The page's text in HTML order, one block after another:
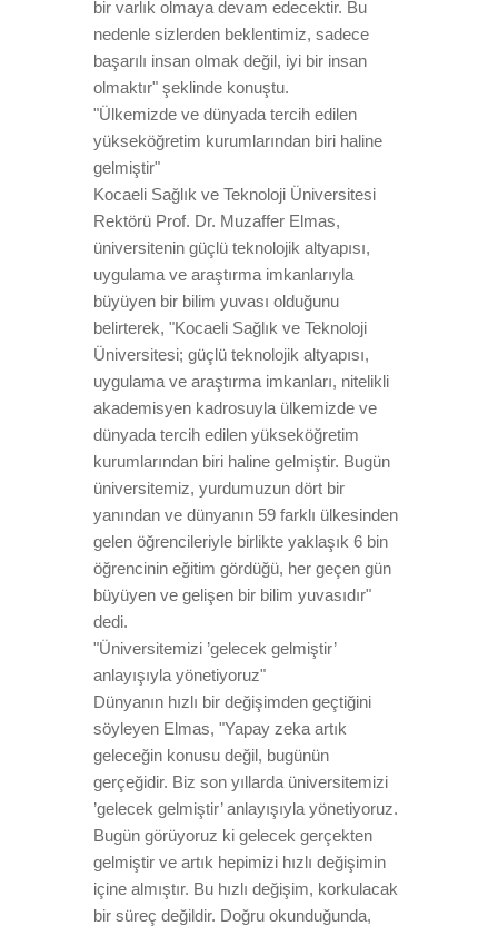
bir varlık olmaya devam edecektir. Bu
nedenle sizlerden beklentimiz, sadece
başarılı insan olmak değil, iyi bir insan
olmaktır" şeklinde konuştu.
"Ülkemizde ve dünyada tercih edilen
yükseköğretim kurumlarından biri haline
gelmiştir"
Kocaeli Sağlık ve Teknoloji Üniversitesi
Rektörü Prof. Dr. Muzaffer Elmas,
üniversitenin güçlü teknolojik altyapısı,
uygulama ve araştırma imkanlarıyla
büyüyen bir bilim yuvası olduğunu
belirterek, "Kocaeli Sağlık ve Teknoloji
Üniversitesi; güçlü teknolojik altyapısı,
uygulama ve araştırma imkanları, nitelikli
akademisyen kadrosuyla ülkemizde ve
dünyada tercih edilen yükseköğretim
kurumlarından biri haline gelmiştir. Bugün
üniversitemiz, yurdumuzun dört bir
yanından ve dünyanın 59 farklı ülkesinden
gelen öğrencileriyle birlikte yaklaşık 6 bin
öğrencinin eğitim gördüğü, her geçen gün
büyüyen ve gelişen bir bilim yuvasıdır"
dedi.
"Üniversitemizi ’gelecek gelmiştir’
anlayışıyla yönetiyoruz"
Dünyanın hızlı bir değişimden geçtiğini
söyleyen Elmas, "Yapay zeka artık
geleceğin konusu değil, bugünün
gerçeğidir. Biz son yıllarda üniversitemizi
’gelecek gelmiştir’ anlayışıyla yönetiyoruz.
Bugün görüyoruz ki gelecek gerçekten
gelmiştir ve artık hepimizi hızlı değişimin
içine almıştır. Bu hızlı değişim, korkulacak
bir süreç değildir. Doğru okunduğunda,